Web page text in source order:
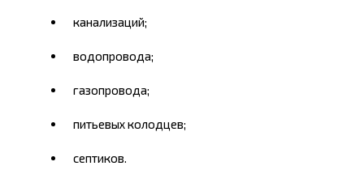
канализаций;
водопровода;
газопровода;
питьевых колодцев;
септиков.